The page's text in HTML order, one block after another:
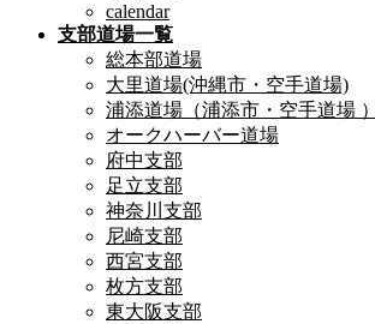
calendar
支部道場一覧
総本部道場
大里道場(沖縄市・空手道場)
浦添道場（浦添市・空手道場 ）
オークハーバー道場
府中支部
足立支部
神奈川支部
尼崎支部
西宮支部
枚方支部
東大阪支部